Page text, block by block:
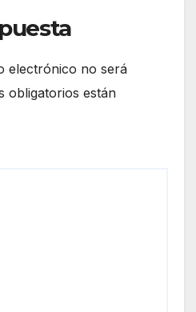
electrónico no será
obligatorios están